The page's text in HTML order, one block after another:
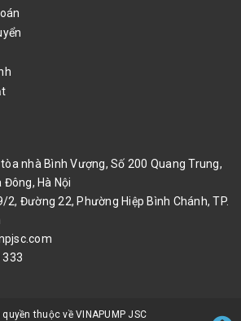
nhà Bình Vượng, Số 200 Quang Trung,
Đông, Hà Nội
2, Đường 22, Phường Hiệp Bình Chánh, TP.
333
thuộc về VINAPUMP JSC